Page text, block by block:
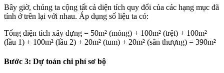
Bây giờ, chúng ta cộng tất cả diện tích quy đổi của các hạng mục đã
tính ở trên lại với nhau. Áp dụng số liệu ta có:
Tổng diện tích xây dựng = 50m² (móng) + 100m² (trệt) + 100m²
(lầu 1) + 100m² (lầu 2) + 20m² (tum) + 20m² (sân thượng) = 390m²
Bước 3: Dự toán chi phí sơ bộ